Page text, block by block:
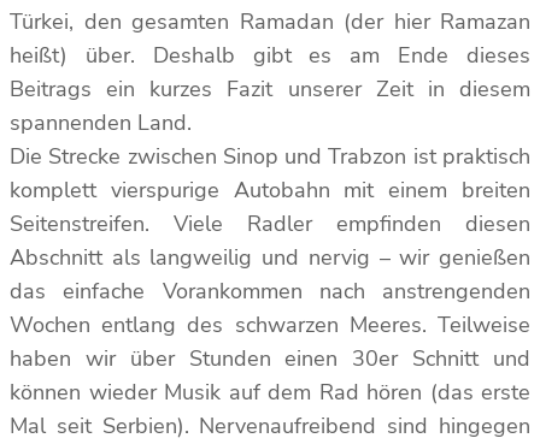
Türkei, den gesamten Ramadan (der hier Ramazan
heißt) über. Deshalb gibt es am Ende dieses
Beitrags ein kurzes Fazit unserer Zeit in diesem
spannenden Land.
Die Strecke zwischen Sinop und Trabzon ist praktisch
komplett vierspurige Autobahn mit einem breiten
Seitenstreifen. Viele Radler empfinden diesen
Abschnitt als langweilig und nervig – wir genießen
das einfache Vorankommen nach anstrengenden
Wochen entlang des schwarzen Meeres. Teilweise
haben wir über Stunden einen 30er Schnitt und
können wieder Musik auf dem Rad hören (das erste
Mal seit Serbien). Nervenaufreibend sind hingegen